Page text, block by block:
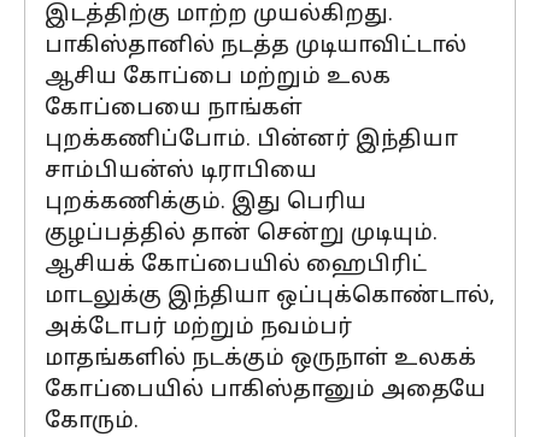
இடத்திற்கு மாற்ற முயல்கிறது.
பாகிஸ்தானில் நடத்த முடியாவிட்டால்
ஆசிய கோப்பை மற்றும் உலக
கோப்பையை நாங்கள்
புறக்கணிப்போம். பின்னர் இந்தியா
சாம்பியன்ஸ் டிராபியை
புறக்கணிக்கும். இது பெரிய
குழப்பத்தில் தான் சென்று முடியும்.
ஆசியக் கோப்பையில் ஹைபிரிட்
மாடலுக்கு இந்தியா ஒப்புக்கொண்டால்,
அக்டோபர் மற்றும் நவம்பர்
மாதங்களில் நடக்கும் ஒருநாள் உலகக்
கோப்பையில் பாகிஸ்தானும் அதையே
கோரும்.